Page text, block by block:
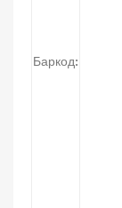
Баркод: